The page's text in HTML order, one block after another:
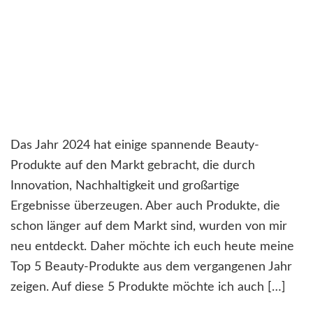
Das Jahr 2024 hat einige spannende Beauty-
Produkte auf den Markt gebracht, die durch
Innovation, Nachhaltigkeit und großartige
Ergebnisse überzeugen. Aber auch Produkte, die
schon länger auf dem Markt sind, wurden von mir
neu entdeckt. Daher möchte ich euch heute meine
Top 5 Beauty-Produkte aus dem vergangenen Jahr
zeigen. Auf diese 5 Produkte möchte ich auch […]